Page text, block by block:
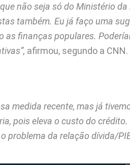
não seja só do Ministério
também. Eu já faço uma
as finanças populares.
afirmou, segundo a CNN.
medida recente, mas já
pois eleva o custo do
problema da relação dívida/